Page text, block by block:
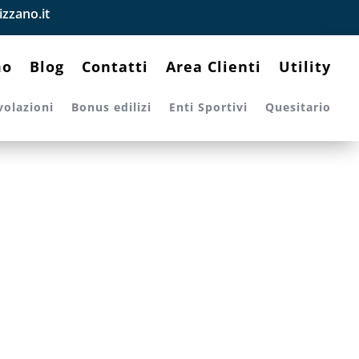
Blog Contatti Area Clienti Utility
Bonus edilizi Enti Sportivi Quesitario